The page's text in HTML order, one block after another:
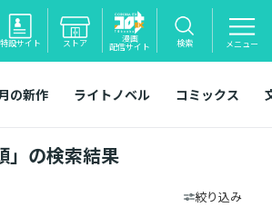
特設サイト ストア 漫画
配信サイト 検索 メニュー
の新作 ライトノベル コミックス
」の検索結果
絞り込み